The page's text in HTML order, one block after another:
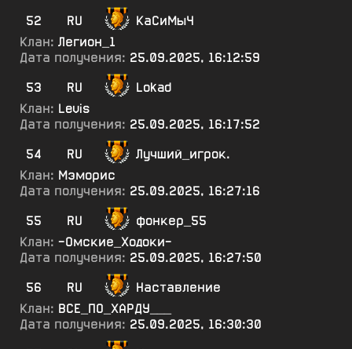
52
RU
КаСиМыЧ
Клан: Легион_1
Дата получения: 25.09.2025, 16:12:59
53
RU
Lokad
Клан: Levis
Дата получения: 25.09.2025, 16:17:52
54
RU
Лучший_игрок.
Клан: Мэморис
Дата получения: 25.09.2025, 16:27:16
55
RU
фонкер_55
Клан: -Омские_Ходоки-
Дата получения: 25.09.2025, 16:27:50
56
RU
Наставление
Клан: ВСЕ_ПО_ХАРДУ___
Дата получения: 25.09.2025, 16:30:30